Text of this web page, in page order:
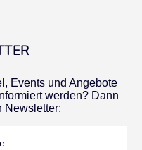
Events und Angebote
werden? Dann
Newsletter: